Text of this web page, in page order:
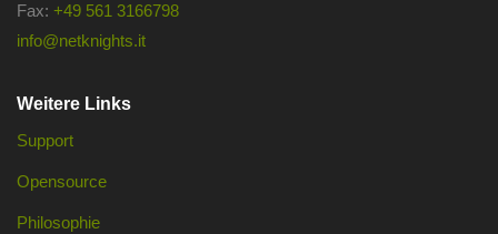
Fax: +49 561 3166798
info@netknights.it
Weitere Links
Support
Opensource
Philosophie